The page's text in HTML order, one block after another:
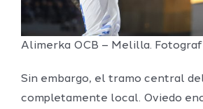
Alimerka OCB – Melilla.
Sin embargo, el tramo central
completamente local. Oviedo